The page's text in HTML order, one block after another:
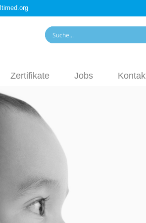
Zertifikate Jobs